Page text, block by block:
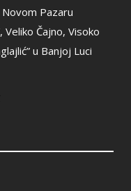
Pazaru
Veliko Čajno, Visoko
u Banjoj Luci